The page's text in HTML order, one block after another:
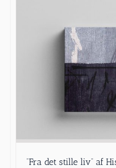
”Fra det stille liv” af